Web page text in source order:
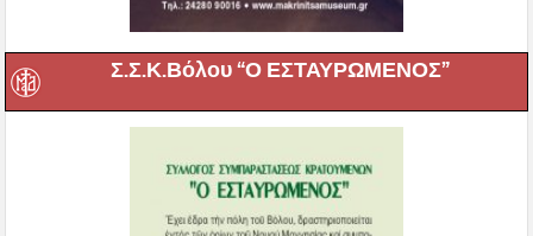
Σ.Σ.Κ.Βόλου “Ο ΕΣΤΑΥΡΩΜΕΝΟΣ”